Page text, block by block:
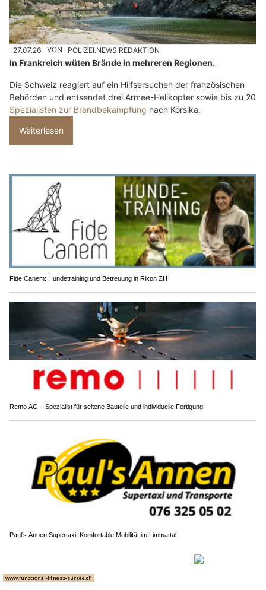
27.07.26 VON POLIZEI.NEWS REDAKTION
In Frankreich wüten Brände in mehreren Regionen.
Die Schweiz reagiert auf ein Hilfsersuchen der französischen
Behörden und entsendet drei Armee-Helikopter sowie bis zu 20
Spezialisten zur Brandbekämpfung nach Korsika.
Weiterlesen
Fide Canem: Hundetraining und Betreuung in Rikon ZH
Remo AG – Spezialist für seltene Bauteile und individuelle Fertigung
Paul's Annen Supertaxi: Komfortable Mobilität im Limmattal